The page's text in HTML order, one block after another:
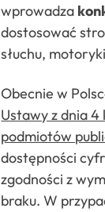
wprowadza
dostosować
słuchu,
Obecnie w
Ustawy z dnia
podmiotów
dostępności
zgodności z
braku. W